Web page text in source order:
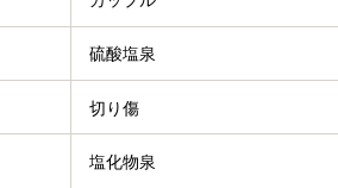
硫酸塩泉
切り傷
塩化物泉